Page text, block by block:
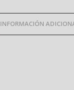
INFORMACIÓN